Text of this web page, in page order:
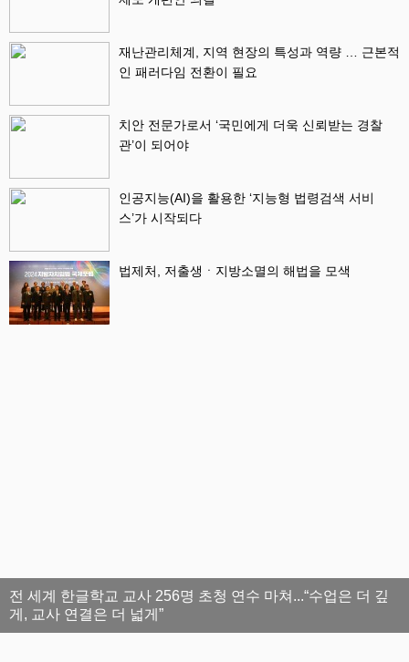
재난관리체계, 지역 현장의 특성과 역량 … 근본적
인 패러다임 전환이 필요
치안 전문가로서 ‘국민에게 더욱 신뢰받는 경찰
관’이 되어야
인공지능(AI)을 활용한 ‘지능형 법령검색 서비
스’가 시작되다
법제처, 저출생ㆍ지방소멸의 해법을 모색
전 세계 한글학교 교사 256명 초청 연수 마쳐...“수업은 더 깊
게, 교사 연결은 더 넓게”